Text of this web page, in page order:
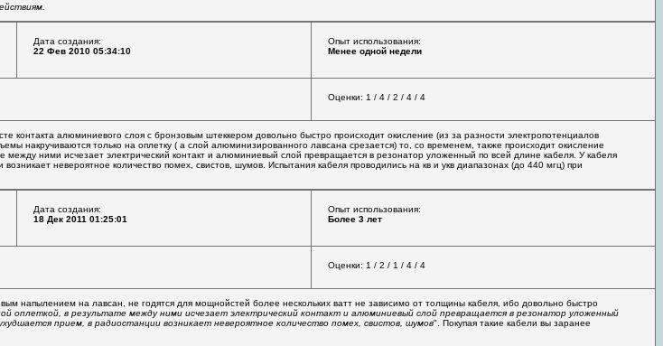
Дата создания:
22 Фев 2010 05:34:10
Опыт использования:
Менее одной недели
Оценки: 1 / 4 / 2 / 4 / 4
контакта алюминиевого слоя с бронзовым штеккером довольно быстро происходит окисление (из за разности электропотенциалов
накручиваются только на оплетку ( а слой алюминизированного лавсана срезается) то, со временем, также происходит окисление
ними исчезает электрический контакт и алюминиевый слой превращается в резонатор уложенный по всей длине кабеля. У кабеля
невероятное количество помех, свистов, шумов. Испытания кабеля проводились на кв и укв диапазонах (до 440 мгц) при
Дата создания:
18 Дек 2011 01:25:01
Опыт использования:
Более 3 лет
Оценки: 1 / 2 / 1 / 4 / 4
напылением на лавсан, не годятся для мощнойстей более нескольких ватт не зависимо от толщины кабеля, ибо довольно быстро
оплеткой, в результате между ними исчезает электрический контакт и алюминиевый слой превращается в резонатор уложенный
прием, в радиостанции возникает невероятное количество помех, свистов, шумов". Покупая такие кабели вы заранее